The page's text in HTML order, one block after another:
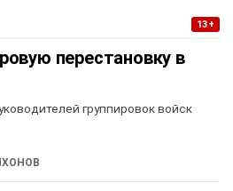
13+
перестановку в
группировок войск